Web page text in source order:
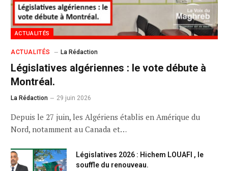
ACTUALITÉS
ACTUALITÉS La Rédaction
Législatives algériennes : le vote débute à
Montréal.
La Rédaction 29 juin 2026
Depuis le 27 juin, les Algériens établis en Amérique du
Nord, notamment au Canada et…
Législatives 2026 : Hichem LOUAFI , le
souffle du renouveau.